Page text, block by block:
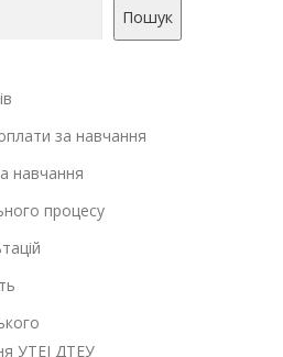
Пошук
за навчання
навчання
процесу
УТЕІ ДТЕУ